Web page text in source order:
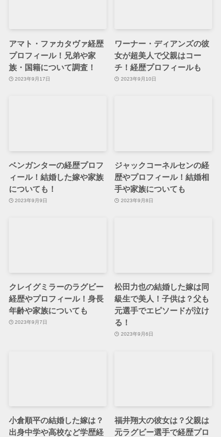
アマト・ファカタヴァ経歴
プロフィール！兄弟や家
族・国籍について調査！
2023年9月17日
ワーナー・ディアンズの彼
女が超美人で父親はコー
チ！経歴プロフィールも
2023年9月10日
ベンガンターの経歴プロフ
ィール！結婚した嫁や家族
についても！
2023年9月9日
ジャックコーネルセンの経
歴やプロフィール！結婚相
手や家族についても
2023年9月8日
クレイグミラーのラグビー
経歴やプロフィール！身長
年齢や家族についても
2023年9月7日
松田力也の結婚した嫁は同
級生で美人！子供は？父も
元選手でエピソードが泣け
る！
2023年9月6日
小倉順平の結婚した嫁は？
出身中学や高校など学歴経
福井翔大の彼女は？父親は
元ラグビー選手で経歴プロ